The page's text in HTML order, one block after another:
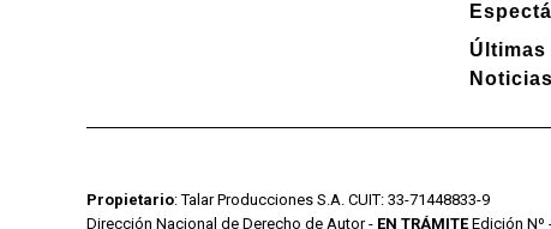
Últimas
Noticias
Propietario: Talar Producciones S.A. CUIT: 33-71448833-9
Dirección Nacional de Derecho de Autor - EN TRÁMITE Edición Nº